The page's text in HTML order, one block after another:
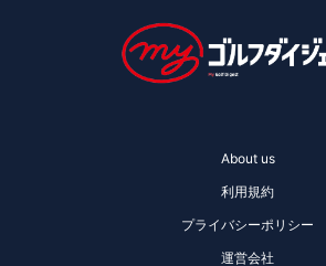
About us
利用規約
プライバシーポリシー
運営会社